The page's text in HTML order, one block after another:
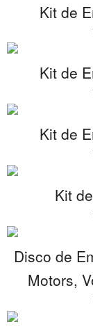
Kit de
Kit de
Kit de
Kit
Disco de
Motors,